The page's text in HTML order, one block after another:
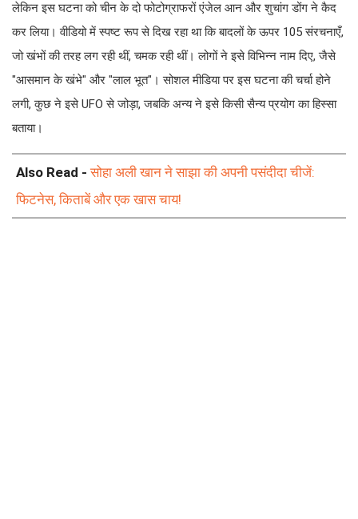
लेकिन इस घटना को चीन के दो फोटोग्राफरों एंजेल आन और शुचांग डोंग ने कैद
कर लिया। वीडियो में स्पष्ट रूप से दिख रहा था कि बादलों के ऊपर 105 संरचनाएँ,
जो खंभों की तरह लग रही थीं, चमक रही थीं। लोगों ने इसे विभिन्न नाम दिए, जैसे
"आसमान के खंभे" और "लाल भूत"। सोशल मीडिया पर इस घटना की चर्चा होने
लगी, कुछ ने इसे UFO से जोड़ा, जबकि अन्य ने इसे किसी सैन्य प्रयोग का हिस्सा
बताया।
Also Read -सोहा अली खान ने साझा की अपनी पसंदीदा चीजें:
फिटनेस, किताबें और एक खास चाय!